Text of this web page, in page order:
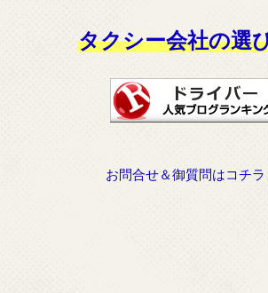
タクシー会社の選
お問合せ＆御質問はコチ